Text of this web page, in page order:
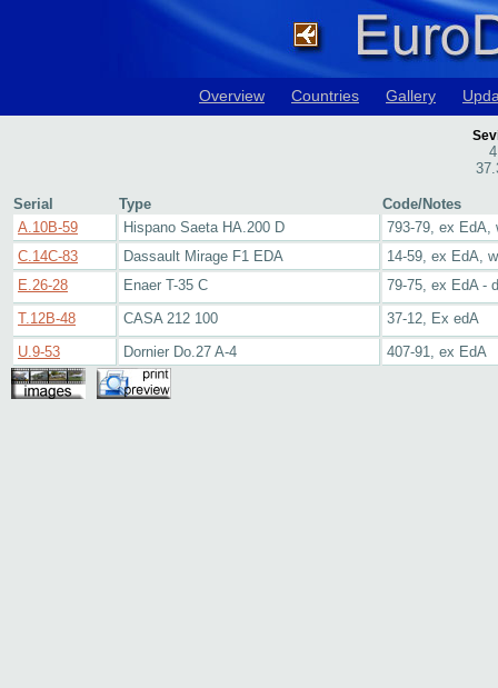
Overview Countries Gallery
Serial Type
Code/Notes
A.10B-59
Hispano Saeta HA.200 D
793-79, ex EdA,
C.14C-83
Dassault Mirage F1 EDA
14-59, ex EdA,
E.26-28
Enaer T-35 C
79-75, ex EdA -
T.12B-48
CASA 212 100
37-12, Ex edA
U.9-53
Dornier Do.27 A-4 407-91, ex EdA